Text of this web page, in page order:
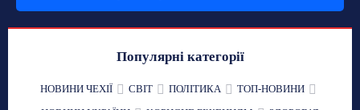
Популярні категорії
НОВИНИ ЧЕХІЇ СВІТ ПОЛІТИКА
ТОП-НОВИНИ